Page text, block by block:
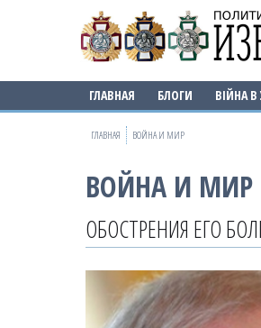
ГЛАВНАЯ БЛОГИ ВІЙНА В
ГЛАВНАЯ ВОЙНА И МИР
ВОЙНА И МИР
ОБОСТРЕНИЯ ЕГО